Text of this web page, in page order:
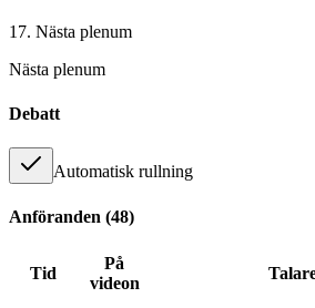
17. Nästa plenum
Nästa plenum
Debatt
Automatisk rullning
Anföranden (48)
Tid
På
videon